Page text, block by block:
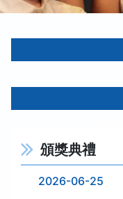
頒獎典禮
2026-06-25